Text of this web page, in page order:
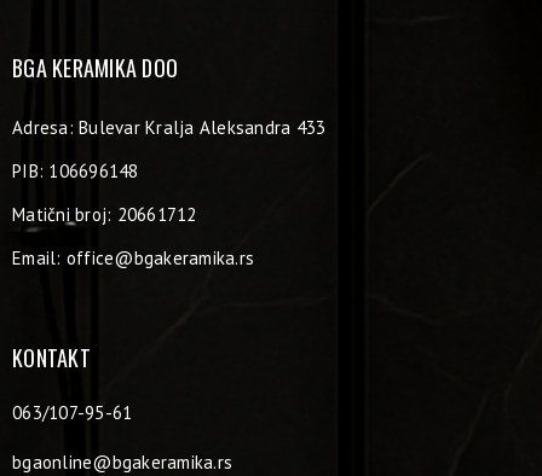
BGA KERAMIKA DOO
Adresa: Bulevar Kralja Aleksandra 433
PIB: 106696148
Matični broj: 20661712
Email: office@bgakeramika.rs
KONTAKT
063/107-95-61
bgaonline@bgakeramika.rs